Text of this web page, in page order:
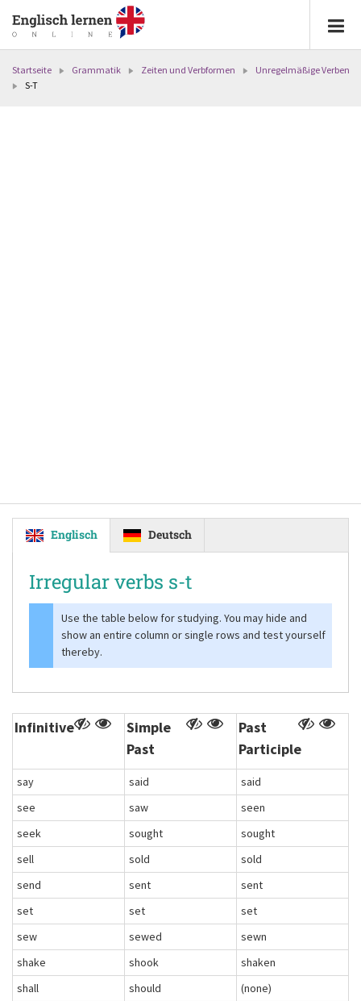
Startseite Grammatik Zeiten und Verbformen
Unregelmäßige Verben
S-T
Englisch Deutsch
Irregular verbs s-t
Use the table below for studying. You may hide and
show an entire column or single rows and test yourself
thereby.
Infinitive
Simple
Past
Past
Participle
say said
said
see
saw
seen
seek
sought
sought
sell
sold
sold
send
sent
sent
set
set
set
sew
sewed
sewn
shake
shook
shaken
shall
should
(none)